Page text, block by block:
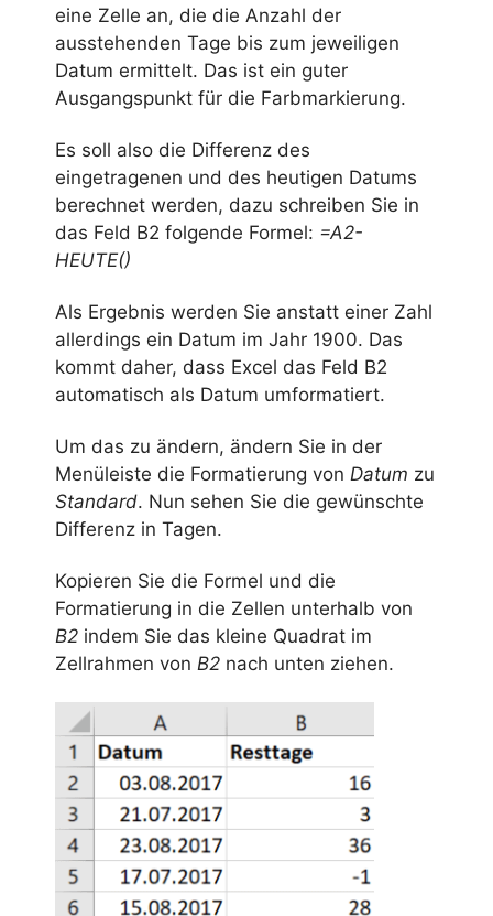
eine Zelle an, die die Anzahl der
ausstehenden Tage bis zum jeweiligen
Datum ermittelt. Das ist ein guter
Ausgangspunkt für die Farbmarkierung.
Es soll also die Differenz des
eingetragenen und des heutigen Datums
berechnet werden, dazu schreiben Sie in
das Feld B2 folgende Formel: =A2-
HEUTE()
Als Ergebnis werden Sie anstatt einer Zahl
allerdings ein Datum im Jahr 1900. Das
kommt daher, dass Excel das Feld B2
automatisch als Datum umformatiert.
Um das zu ändern, ändern Sie in der
Menüleiste die Formatierung von Datum zu
Standard. Nun sehen Sie die gewünschte
Differenz in Tagen.
Kopieren Sie die Formel und die
Formatierung in die Zellen unterhalb von
B2 indem Sie das kleine Quadrat im
Zellrahmen von B2 nach unten ziehen.